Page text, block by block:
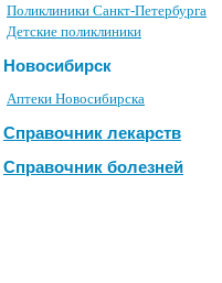
Поликлиники Санкт-Петербурга
Детские поликлиники
Новосибирск
Аптеки Новосибирска
Справочник лекарств
Справочник болезней